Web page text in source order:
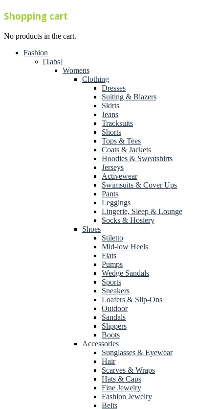
Shopping cart
No products in the cart.
Fashion
[Tabs]
Womens
Clothing
Dresses
Suiting & Blazers
Skirts
Jeans
Tracksuits
Shorts
Tops & Tees
Coats & Jackets
Hoodies & Sweatshirts
Jerseys
Activewear
Swimsuits & Cover Ups
Pants
Leggings
Lingerie, Sleep & Lounge
Socks & Hosiery
Shoes
Stiletto
Mid-low Heels
Flats
Pumps
Wedge Sandals
Sports
Sneakers
Loafers & Slip-Ons
Outdoor
Sandals
Slippers
Boots
Accessories
Sunglasses & Eyewear
Hair
Scarves & Wraps
Hats & Caps
Fine Jewelry
Fashion Jewelry
Belts